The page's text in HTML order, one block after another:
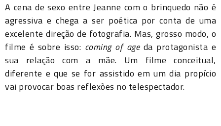
A cena de sexo entre Jeanne com o brinquedo não é
agressiva e chega a ser poética por conta de uma
excelente direção de fotografia. Mas, grosso modo, o
filme é sobre isso: coming of ageda protagonista e
sua relação com a mãe. Um filme conceitual,
diferente e que se for assistido em um dia propício
vai provocar boas reflexões no telespectador.